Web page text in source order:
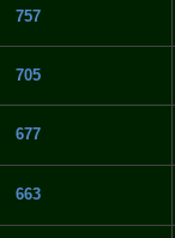
757
705
677
663